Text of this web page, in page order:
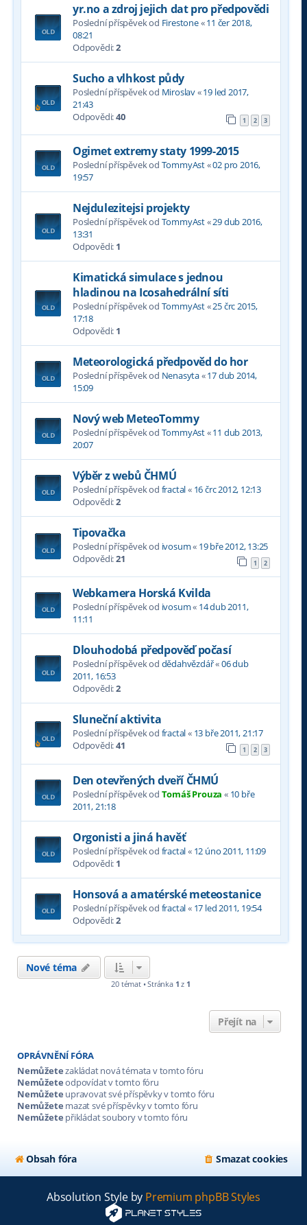
yr.no a zdroj jejich dat pro předpovědi
Poslední příspěvek od Firestone«11 čer 2018,
08:21
Odpovědi:2
Sucho a vlhkost půdy
Poslední příspěvek od Miroslav«19 led 2017,
21:43
Odpovědi:40 1 2 3
Ogimet extremy staty 1999-2015
Poslední příspěvek od TommyAst«02 pro 2016,
19:57
Nejdulezitejsi projekty
Poslední příspěvek od TommyAst«29 dub 2016,
13:31
Odpovědi: 1
Kimatická simulace s jednou
hladinou na Icosahedrální síti
Poslední příspěvek od TommyAst«25 črc 2015,
17:18
Odpovědi: 1
Meteorologická předpověd do hor
Poslední příspěvek od Nenasyta«17 dub 2014,
15:09
Nový web MeteoTommy
Poslední příspěvek od TommyAst«11 dub 2013,
20:07
Výběr z webů ČHMÚ
Poslední příspěvek od fractal« 16 črc 2012, 12:13
Odpovědi:2
Tipovačka
Poslední příspěvek od ivosum« 19 bře 2012, 13:25
Odpovědi:21 1 2
Webkamera Horská Kvilda
Poslední příspěvek od ivosum« 14 dub 2011,
11:11
Dlouhodobá předpověď počasí
Poslední příspěvek od dědahvězdář«06 dub
2011, 16:53
Odpovědi:2
Sluneční aktivita
Poslední příspěvek od fractal« 13 bře 2011, 21:17
Odpovědi:41 1 2 3
Den otevřených dveří ČHMÚ
Poslední příspěvek od Tomáš Prouza « 10 bře
2011, 21:18
Orgonisti a jiná havěť
Poslední příspěvek od fractal« 12 úno 2011, 11:09
Odpovědi: 1
Honsová a amatérské meteostanice
Poslední příspěvek od fractal« 17 led 2011, 19:54
Odpovědi:2
Nové téma
20 témat • Stránka 1 z 1
Přejít na
OPRÁVNĚNÍ FÓRA
Nemůžetezakládat nová témata v tomto fóru
Nemůžeteodpovídat v tomto fóru
Nemůžete upravovat své příspěvky v tomto fóru
Nemůžete mazat své příspěvky v tomto fóru
Nemůžete přikládat soubory v tomto fóru
Obsah fóra Smazat cookies
Absolution Style by Premium phpBB Styles